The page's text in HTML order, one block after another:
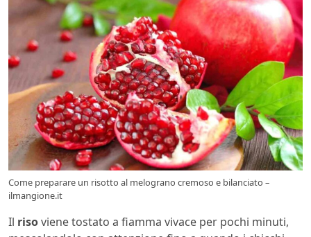
Come preparare un risotto al melograno cremoso e bilanciato –
ilmangione.it
Il risoviene tostato a fiamma vivace per pochi minuti,